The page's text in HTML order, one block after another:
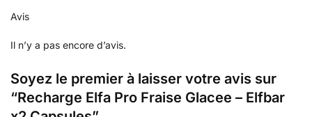
Avis
Il n’y a pas encore d’avis.
Soyez le premier à laisser votre avis sur
“Recharge Elfa Pro Fraise Glacee – Elfbar